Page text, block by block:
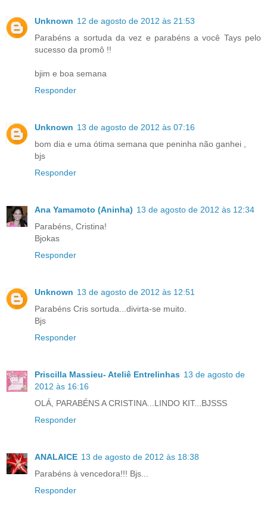
Unknown 12 de agosto de 2012 às 21:53
Parabéns a sortuda da vez e parabéns a você Tays pelo
sucesso da promô !!
bjim e boa semana
Responder
Unknown 13 de agosto de 2012 às 07:16
bom dia e uma ótima semana que peninha não ganhei ,
bjs
Responder
Ana Yamamoto (Aninha) 13 de agosto de 2012 às 12:34
Parabéns, Cristina!
Bjokas
Responder
Unknown 13 de agosto de 2012 às 12:51
Parabéns Cris sortuda...divirta-se muito.
Bjs
Responder
Priscilla Massieu- Ateliê Entrelinhas 13 de agosto de
2012 às 16:16
OLÁ, PARABÉNS A CRISTINA...LINDO KIT...BJSSS
Responder
ANALAICE 13 de agosto de 2012 às 18:38
Parabéns à vencedora!!! Bjs...
Responder